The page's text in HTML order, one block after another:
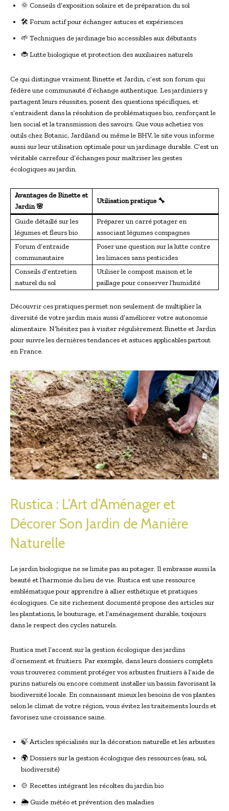
🌞 Conseils d’exposition solaire et de préparation du sol
🛠 Forum actif pour échanger astuces et expériences
🌱 Techniques de jardinage bio accessibles aux débutants
🐞 Lutte biologique et protection des auxiliaires naturels
Ce qui distingue vraiment Binette et Jardin, c’est son forum qui
fédère une communauté d’échange authentique. Les jardiniers y
partagent leurs réussites, posent des questions spécifiques, et
s’entraident dans la résolution de problématiques bio, renforçant le
lien social et la transmission des savoirs. Que vous achetiez vos
outils chez Botanic, Jardiland ou même le BHV, le site vous informe
aussi sur leur utilisation optimale pour un jardinage durable. C’est un
véritable carrefour d’échanges pour maîtriser les gestes
écologiques au jardin.
Avantages de Binette et
Jardin 🌸
Utilisation pratique 🔧
Guide détaillé sur les
légumes et fleurs bio
Préparer un carré potager en
associant légumes compagnes
Forum d’entraide
communautaire
Poser une question sur la lutte contre
les limaces sans pesticides
Conseils d’entretien
naturel du sol
Utiliser le compost maison et le
paillage pour conserver l’humidité
Découvrir ces pratiques permet non seulement de multiplier la
diversité de votre jardin mais aussi d’améliorer votre autonomie
alimentaire. N’hésitez pas à visiter régulièrement Binette et Jardin
pour suivre les dernières tendances et astuces applicables partout
en France.
Rustica : L’Art d’Aménager et
Décorer Son Jardin de Manière
Naturelle
Le jardin biologique ne se limite pas au potager. Il embrasse aussi la
beauté et l’harmonie du lieu de vie. Rustica est une ressource
emblématique pour apprendre à allier esthétique et pratiques
écologiques. Ce site richement documenté propose des articles sur
les plantations, le bouturage, et l’aménagement durable, toujours
dans le respect des cycles naturels.
Rustica met l’accent sur la gestion écologique des jardins
d’ornement et fruitiers. Par exemple, dans leurs dossiers complets
vous trouverez comment protéger vos arbustes fruitiers à l’aide de
purins naturels ou encore comment installer un bassin favorisant la
biodiversité locale. En connaissant mieux les besoins de vos plantes
selon le climat de votre région, vous évitez les traitements lourds et
favorisez une croissance saine.
🍃 Articles spécialisés sur la décoration naturelle et les arbustes
🌍 Dossiers sur la gestion écologique des ressources (eau, sol,
biodiversité)
🍲 Recettes intégrant les récoltes du jardin bio
🌦 Guide météo et prévention des maladies